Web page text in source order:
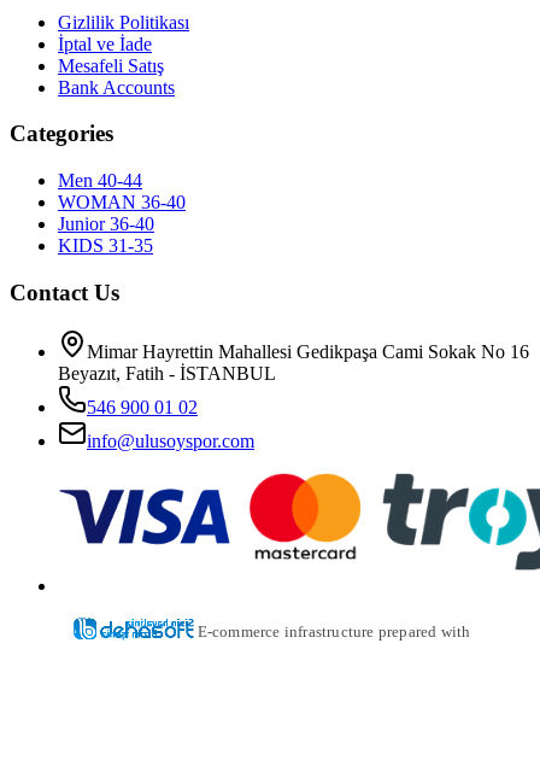
Gizlilik Politikası
İptal ve İade
Mesafeli Satış
Bank Accounts
Categories
Men 40-44
WOMAN 36-40
Junior 36-40
KIDS 31-35
Contact Us
Mimar Hayrettin Mahallesi Gedikpaşa Cami Sokak No 16
Beyazıt, Fatih - İSTANBUL
546 900 01 02
info@ulusoyspor.com
E-commerce infrastructure prepared with